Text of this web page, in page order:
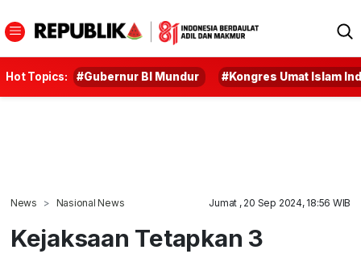
Hot Topics: #Gubernur BI Mundur #Kongres Umat Islam
News Nasional News Jumat , 20 Sep 2024, 18:56 WIB
Kejaksaan Tetapkan 3